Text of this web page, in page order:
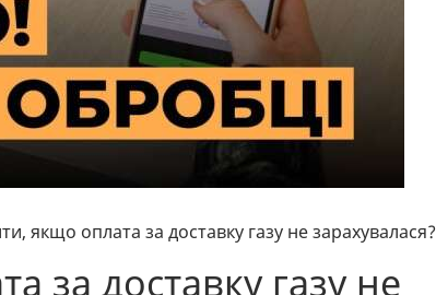
якщо оплата за доставку газу не зарахувалася?
за доставку газу не